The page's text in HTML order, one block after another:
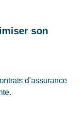
son
d’assurance